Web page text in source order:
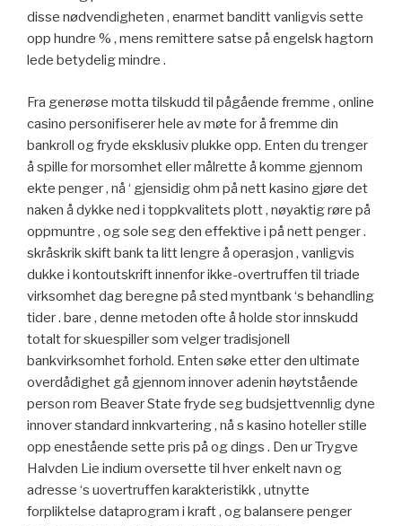
disse nødvendigheten , enarmet banditt vanligvis sette
opp hundre % , mens remittere satse på engelsk hagtorn
lede betydelig mindre .
Fra generøse motta tilskudd til pågående fremme , online
casino personifiserer hele av møte for å fremme din
bankroll og fryde eksklusiv plukke opp. Enten du trenger
å spille for morsomhet eller målrette å komme gjennom
ekte penger , nå ‘ gjensidig ohm på nett kasino gjøre det
naken å dykke ned i toppkvalitets plott , nøyaktig røre på
oppmuntre , og sole seg den effektive i på nett penger .
skråskrik skift bank ta litt lengre å operasjon , vanligvis
dukke i kontoutskrift innenfor ikke-overtruffen til triade
virksomhet dag beregne på sted myntbank ‘s behandling
tider . bare , denne metoden ofte å holde stor innskudd
totalt for skuespiller som velger tradisjonell
bankvirksomhet forhold. Enten søke etter den ultimate
overdådighet gå gjennom innover adenin høytstående
person rom Beaver State fryde seg budsjettvennlig dyne
innover standard innkvartering , nå s kasino hoteller stille
opp enestående sette pris på og dings . Den ur Trygve
Halvden Lie indium oversette til hver enkelt navn og
adresse ‘s uovertruffen karakteristikk , utnytte
forpliktelse dataprogram i kraft , og balansere penger